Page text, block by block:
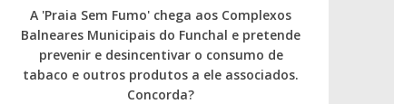
A 'Praia Sem Fumo' chega aos Complexos
Balneares Municipais do Funchal e pretende
prevenir e desincentivar o consumo de
tabaco e outros produtos a ele associados.
Concorda?